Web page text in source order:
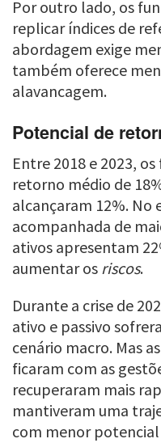
Por outro lado, os
replicar índices de
abordagem exige
também oferece
alavancagem.
Potencial de
Entre 2018 e 2023,
retorno médio de
alcançaram 12%. No
acompanhada de
ativos apresentam
aumentar os riscos.
Durante a crise de
ativo e passivo
cenário macro. Mas
ficaram com as
recuperaram mais
mantiveram uma
com menor